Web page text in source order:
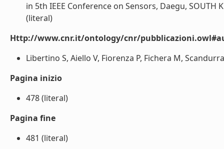
in 5th IEEE Conference on Sensors, Daegu, SOUTH
(literal)
Http://www.cnr.it/ontology/cnr/
Libertino S, Aiello V, Fiorenza P, Fichera M,
Pagina inizio
478 (literal)
Pagina fine
481 (literal)